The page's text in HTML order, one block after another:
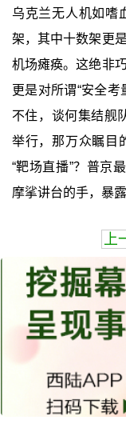
乌克兰无人机如嗜
架，其中十数架更
机场瘫痪。这绝非
更是对所谓“安全
不住，谈何集结舰
举行，那万众瞩目
“靶场直播”？普京
摩挲讲台的手，暴
上